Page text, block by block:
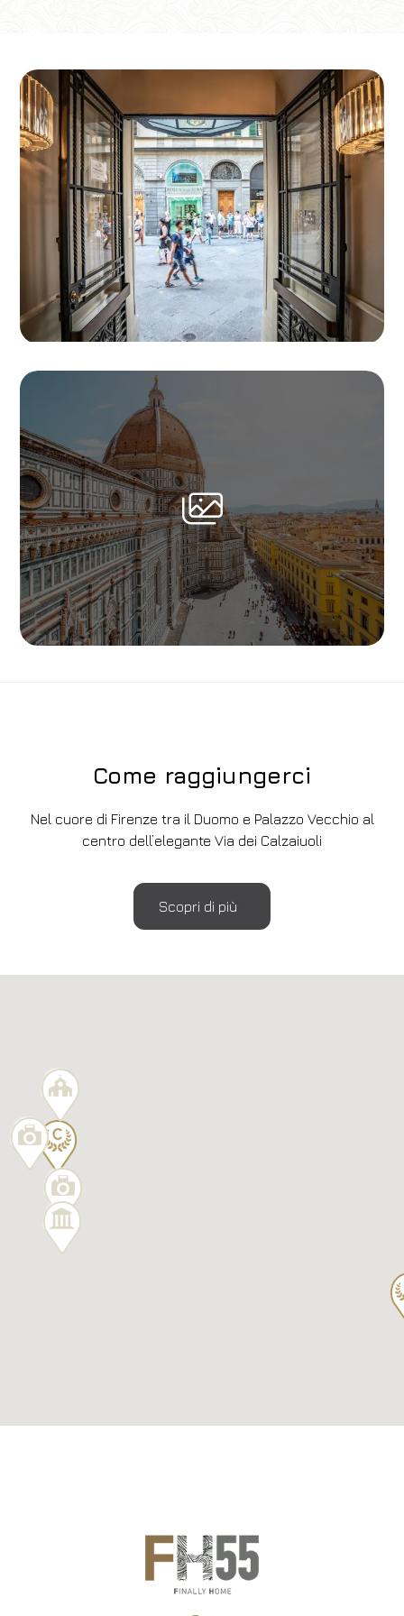
Hotel
Hotel Calzaiuoli
Arrivo
/08/2026
Partenza
10/08/2026
Camere Adulti
2
Bambini
Codice sconto
Modifica prenotazione
Come raggiungerci
Nel cuore di Firenze tra il Duomo e Palazzo Vecchio al
centro dell’elegante Via dei Calzaiuoli
Scopri di più